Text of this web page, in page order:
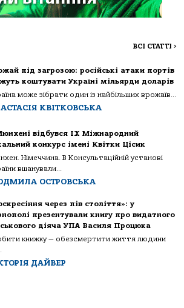
ВСІ СТАТТІ >
під загрозою: російські атаки портів
коштувати Україні мільярди доларів
може зібрати один із найбільших врожаїв...
КВІТКОВСЬКА
відбувся IX Міжнародний
конкурс імені Квітки Цісик
Німеччина. В Консультаційній установі
вшанували...
ОСТРОВСЬКА
через пів століття»: у
презентували книгу про видатного
діяча УПА Василя Процюка
книжку — обезсмертити життя людини
ДАЙВЕР